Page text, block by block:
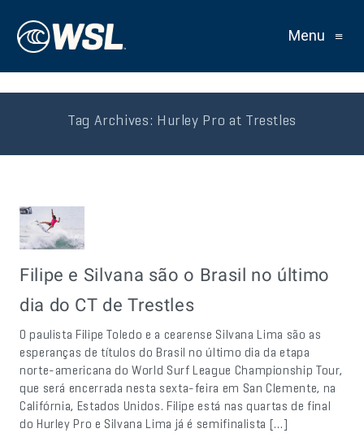
Menu ≡
Tag Archives: Hurley Pro at Trestles
Filipe e Silvana são o Brasil no último
dia do CT de Trestles
O paulista Filipe Toledo e a cearense Silvana Lima são as
esperanças de títulos do Brasil no último dia da etapa
norte-americana do World Surf League Championship Tour,
que será encerrada nesta sexta-feira em San Clemente, na
Califórnia, Estados Unidos. Filipe está nas quartas de final
do Hurley Pro e Silvana Lima já é semifinalista […]